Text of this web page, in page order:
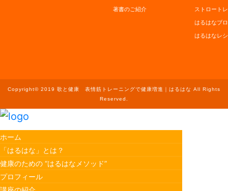
著書のご紹介
ストロート
はるはなブ
はるはなレ
Copyright© 2019 歌と健康 表情筋トレーニングで健康増進｜はるはな All Rights
Reserved.
ホーム
「はるはな」とは？
健康のための “はるはなメソッド”
プロフィール